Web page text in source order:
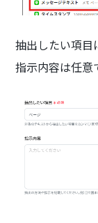
抽出したい項目
指示内容は任意